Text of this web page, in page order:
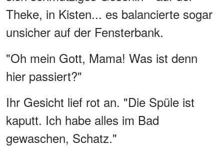
Theke, in Kisten... es balancierte sogar
unsicher auf der Fensterbank.
"Oh mein Gott, Mama! Was ist denn
hier passiert?"
Ihr Gesicht lief rot an. "Die Spüle ist
kaputt. Ich habe alles im Bad
gewaschen, Schatz."